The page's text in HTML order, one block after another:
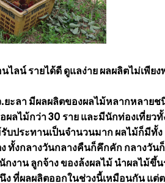
ไลน์ รายได้ดี ดูแลง่าย ผลผลิตไม่เพียง
ะลา มีผลผลิตของผลไม้หลากหลายช
ลไม้กว่า 30 ราย และมีนักท่องเที่ยวทั้
รับประทานเป็นจำนวนมาก ผลไม้ก็มีทั้ง
ทั้งกลางวันกลางคืนก็คึกคัก กลางวัน
งาน ลูกจ้าง ของล้งผลไม้ นำผลไม้ขึ้
ง ที่ผลผลิตออกในช่วงนี้เหมือนกัน แต่